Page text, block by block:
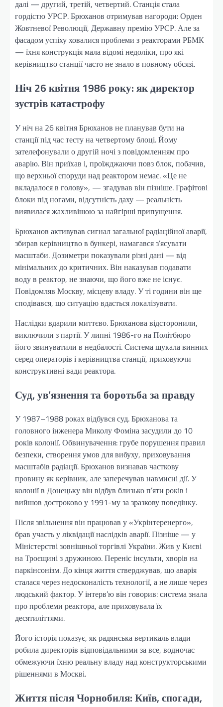
далі — другий, третій, четвертий. Станція стала
гордістю УРСР. Брюханов отримував нагороди: Орден
Жовтневої Революції, Державну премію УРСР. Але за
фасадом успіху ховалися проблеми з реакторами РБМК
— їхня конструкція мала відомі недоліки, про які
керівництво станції часто не знало в повному обсязі.
Ніч 26 квітня 1986 року: як директор
зустрів катастрофу
У ніч на 26 квітня Брюханов не планував бути на
станції під час тесту на четвертому блоці. Йому
зателефонували о другій ночі з повідомленням про
аварію. Він приїхав і, проїжджаючи повз блок, побачив,
що верхньої споруди над реактором немає. «Це не
вкладалося в голову», — згадував він пізніше. Графітові
блоки під ногами, відсутність даху — реальність
виявилася жахливішою за найгірші припущення.
Брюханов активував сигнал загальної радіаційної аварії,
збирав керівництво в бункері, намагався з’ясувати
масштаби. Дозиметри показували різні дані — від
мінімальних до критичних. Він наказував подавати
воду в реактор, не знаючи, що його вже не існує.
Повідомляв Москву, місцеву владу. У ті години він ще
сподівався, що ситуацію вдасться локалізувати.
Наслідки вдарили миттєво. Брюханова відсторонили,
виключили з партії. У липні 1986-го на Політбюро
його звинуватили в недбалості. Система шукала винних
серед операторів і керівництва станції, приховуючи
конструктивні вади реактора.
Суд, ув’язнення та боротьба за правду
У 1987–1988 роках відбувся суд. Брюханова та
головного інженера Миколу Фоміна засудили до 10
років колонії. Обвинувачення: грубе порушення правил
безпеки, створення умов для вибуху, приховування
масштабів радіації. Брюханов визнавав часткову
провину як керівник, але заперечував навмисні дії. У
колонії в Донецьку він відбув близько п’яти років і
вийшов достроково у 1991-му за зразкову поведінку.
Після звільнення він працював у «Укрінтеренерго»,
брав участь у ліквідації наслідків аварії. Пізніше — у
Міністерстві зовнішньої торгівлі України. Жив у Києві
на Троєщині з дружиною. Переніс інсульти, хворів на
паркінсонізм. До кінця життя стверджував, що аварія
сталася через недосконалість технології, а не лише через
людський фактор. У інтерв’ю він говорив: система знала
про проблеми реактора, але приховувала їх
десятиліттями.
Його історія показує, як радянська вертикаль влади
робила директорів відповідальними за все, водночас
обмежуючи їхню реальну владу над конструкторськими
рішеннями в Москві.
Життя після Чорнобиля: Київ, спогади,